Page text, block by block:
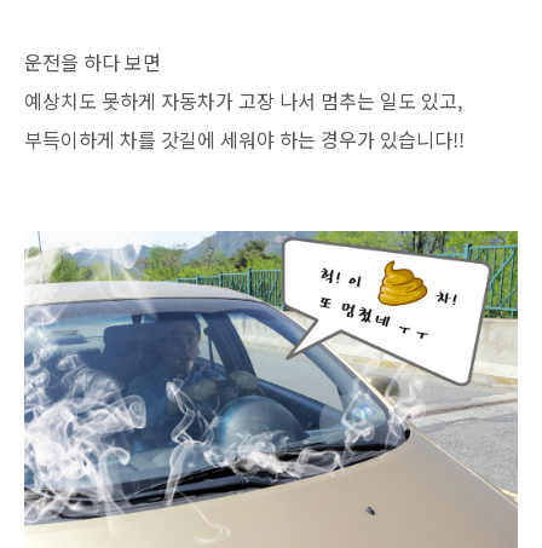
운전을 하다 보면
예상치도 못하게 자동차가 고장 나서 멈추는 일도 있고,
부득이하게 차를 갓길에 세워야 하는 경우가 있습니다!!